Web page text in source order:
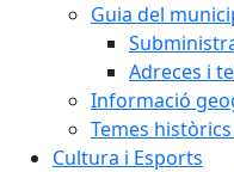
Guia del
Adreces i
Informació
Temes
Cultura i Esports